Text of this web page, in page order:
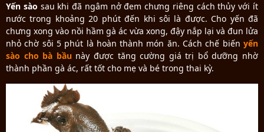
Yến sào sau khi đã ngâm nở đem chưng riêng cách thủy với ít
nước trong khoảng 20 phút đến khi sôi là được. Cho yến đã
chưng xong vào nồi hầm gà ác vừa xong, đậy nắp lại và đun lửa
nhỏ chờ sôi 5 phút là hoàn thành món ăn. Cách chế biến yến
sào cho bà bầu này được tăng cường giá trị bổ dưỡng nhờ
thành phần gà ác, rất tốt cho mẹ và bé trong thai kỳ.